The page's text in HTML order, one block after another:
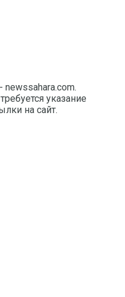
указание
на сайт.